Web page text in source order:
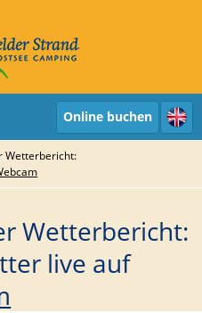
Online buchen
Wetterbericht:
Wetterbericht:
live auf